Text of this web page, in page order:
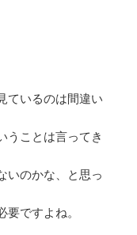
ているのは間違い
うことは言ってき
いのかな、と思っ
ですよね。